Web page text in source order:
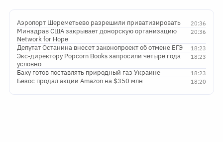
20:36
Аэропорт Шереметьево разрешили приватизировать
20:36
Минздрав США закрывает донорскую организацию
Network for Hope
18:23
Депутат Останина внесет законопроект об отмене ЕГЭ
18:23
Экс-директору Popcorn Books запросили четыре года
условно
18:23
Баку готов поставлять природный газ Украине
18:20
Безос продал акции Amazon на $350 млн